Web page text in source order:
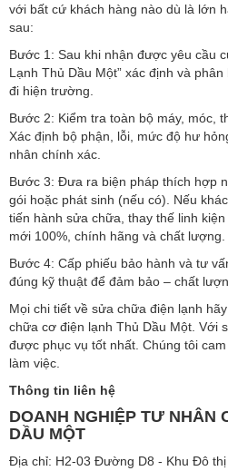
với bất cứ khách hàng nào dù là lớn
sau:
Bước 1: Sau khi nhận được yêu cầu
Lạnh Thủ Dầu Một” xác định và
đi hiện trường.
Bước 2: Kiểm tra toàn bộ máy, móc,
Xác định bộ phận, lỗi, mức độ hư
nhân chính xác.
Bước 3: Đưa ra biện pháp thích hợp
gói hoặc phát sinh (nếu có). Nếu
tiến hành sửa chữa, thay thế linh
mới 100%, chính hãng và chất lượng.
Bước 4: Cấp phiếu bảo hành và tư
đúng kỹ thuật để đảm bảo – chất
Mọi chi tiết về sửa chữa điện lạnh
chữa cơ điện lạnh Thủ Dầu Một. Với
được phục vụ tốt nhất. Chúng tôi
làm việc.
Thông tin liên hệ
DOANH NGHIỆP TƯ NHÂN
DẦU MỘT
Địa chỉ: H2-03 Đường D8 - Khu Đô